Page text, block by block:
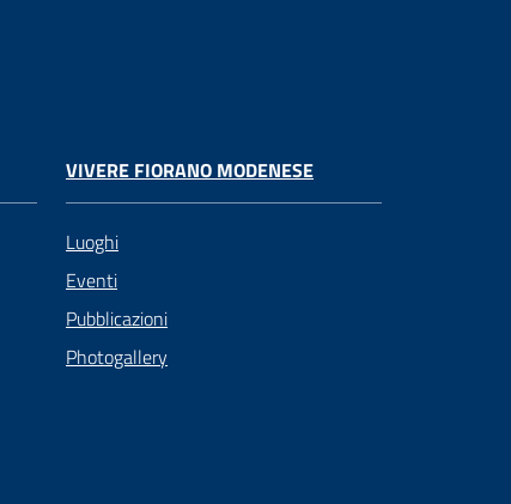
VIVERE FIORANO MODENESE
Luoghi
Eventi
Pubblicazioni
Photogallery